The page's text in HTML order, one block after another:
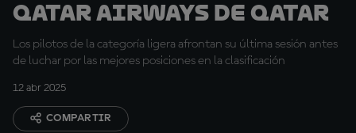
Qatar Airways de Qatar
Los pilotos de la categoría ligera afrontan su última sesión antes
de luchar por las mejores posiciones en la clasificación
12 abr 2025
COMPARTIR